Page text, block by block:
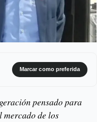
Marcar como preferida
pensado para
mercado de los